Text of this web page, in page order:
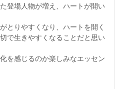
登場人物が増え、ハートが開い
とりやすくなり、ハートを開く
で生きやすくなることだと思い
を感じるのか楽しみなエッセン